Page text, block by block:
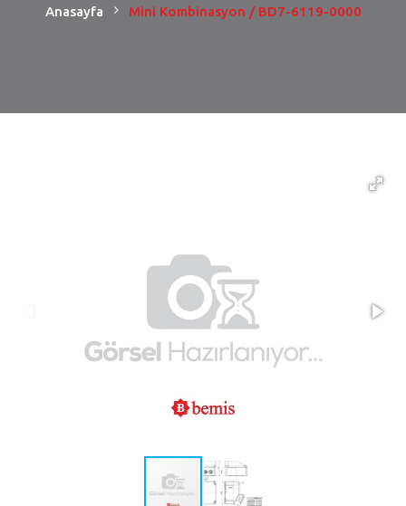
Anasayfa Mini Kombinasyon / BD7-6119-0000